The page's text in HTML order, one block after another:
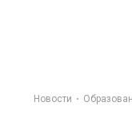
Новости